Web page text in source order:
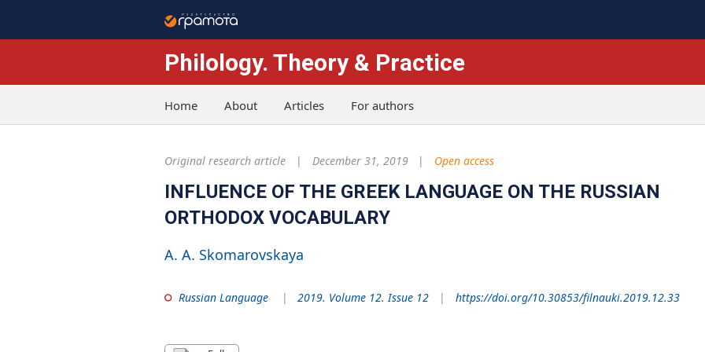
Philology. Theory & Practice
Home About Articles For authors
Original research article December 31, 2019 Open access
INFLUENCE OF THE GREEK LANGUAGE ON THE RUSSIAN
ORTHODOX VOCABULARY
A. A. Skomarovskaya
Russian Language 2019. Volume 12. Issue 12 https://doi.org/10.30853/filnauki.2019.12.33